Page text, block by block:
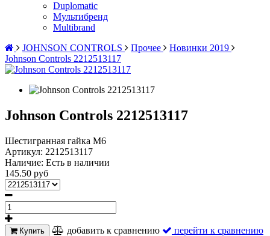
Duplomatic
Мультибренд
Multibrand
JOHNSON CONTROLS
Прочее
Новинки 2019
Johnson Controls 2212513117
Johnson Controls 2212513117
Шестигранная гайка M6
Артикул: 2212513117
Наличие: Есть в наличии
145.50 руб
Купить добавить к сравнению перейти к сравнению